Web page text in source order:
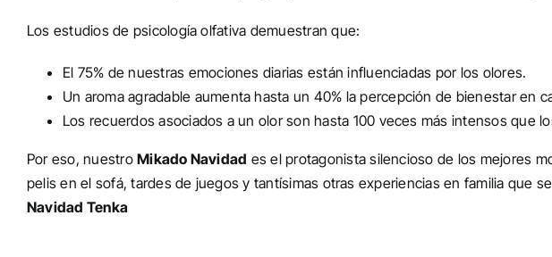
Los estudios de psicología olfativa demuestran que:
El 75% de nuestras emociones diarias están influenciadas por los olores.
Un aroma agradable aumenta hasta un 40% la percepción de bienestar en
Los recuerdos asociados a un olor son hasta 100 veces más intensos que
Por eso, nuestroMikado Navidad es el protagonista silencioso de los mejores
pelis en el sofá, tardes de juegos y tantísimas otras experiencias en familia que
Navidad Tenka